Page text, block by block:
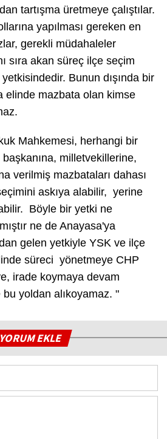
tartışma üretmeye çalıştılar.
yapılması gereken en
gerekli müdahaleler
sıra akan süreç ilçe seçim
Bunun dışında bir
elinde mazbata olan kimse
Mahkemesi, herhangi bir
milletvekillerine,
verilmiş mazbataları dahası
askıya alabilir, yerine
Böyle bir yetki ne
ne de Anayasa'ya
gelen yetkiyle YSK ve ilçe
süreci yönetmeye CHP
irade koymaya devam
yoldan alıkoyamaz. "
YORUM EKLE